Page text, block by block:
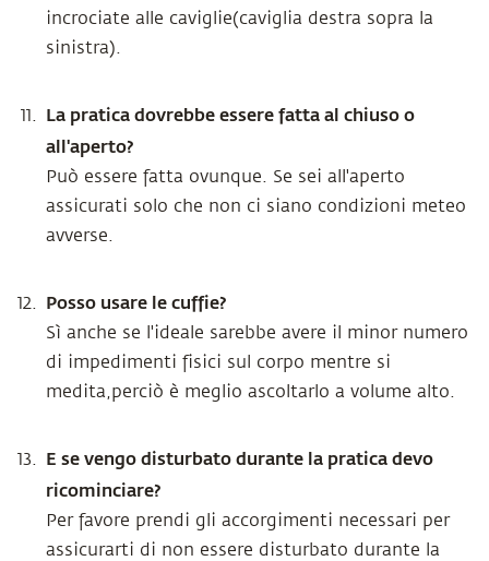
incrociate alle caviglie(caviglia destra sopra la
sinistra).
La pratica dovrebbe essere fatta al chiuso o
all'aperto?
Può essere fatta ovunque. Se sei all'aperto
assicurati solo che non ci siano condizioni meteo
avverse.
Posso usare le cuffie?
Sì anche se l'ideale sarebbe avere il minor numero
di impedimenti fisici sul corpo mentre si
medita,perciò è meglio ascoltarlo a volume alto.
E se vengo disturbato durante la pratica devo
ricominciare?
Per favore prendi gli accorgimenti necessari per
assicurarti di non essere disturbato durante la